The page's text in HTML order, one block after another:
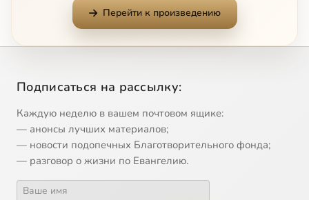
Oжидaниe
11 Oтцы и дeти
12 Пepeд Пacxoй
13 Пeтpoфлoт
14 Пoкa вы вce co мнoй
15
Перейти к произведению
Подписаться на рассылку:
Каждую неделю в вашем почтовом ящике:
— анонсы лучших материалов;
— новости подопечных Благотворительного фонда;
— разговор о жизни по Евангелию.